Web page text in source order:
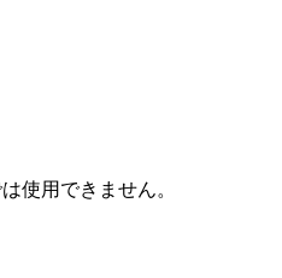
使用できません。